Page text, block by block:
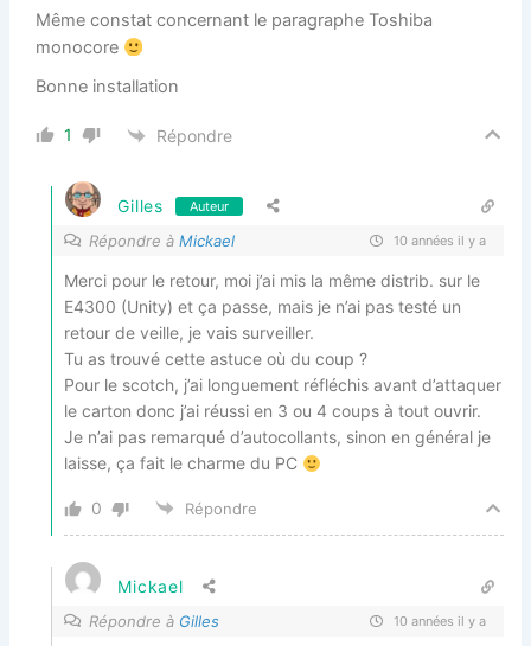
Même constat concernant le paragraphe Toshiba
monocore
Bonne installation
1 Répondre
Gilles Auteur
Répondre àMickael 10 années il y a
Merci pour le retour, moi j’ai mis la même distrib. sur le
E4300 (Unity) et ça passe, mais je n’ai pas testé un
retour de veille, je vais surveiller.
Tu as trouvé cette astuce où du coup ?
Pour le scotch, j’ai longuement réfléchis avant d’attaquer
le carton donc j’ai réussi en 3 ou 4 coups à tout ouvrir.
Je n’ai pas remarqué d’autocollants, sinon en général je
laisse, ça fait le charme du PC
0 Répondre
Mickael
Répondre à Gilles 10 années il y a